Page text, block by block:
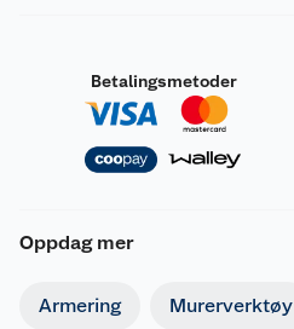
Betalingsmetoder
Oppdag mer
Armering Murerverktøy